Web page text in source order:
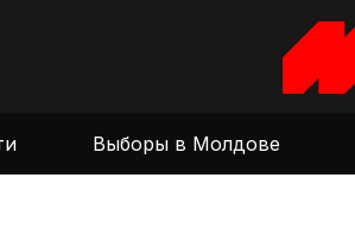
Выборы в Молдове